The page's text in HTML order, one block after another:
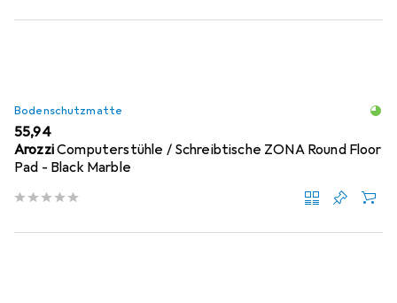
Bodenschutzmatte
EUR
55,94
ArozziComputerstühle / Schreibtische ZONA Round Floor
Pad - Black Marble